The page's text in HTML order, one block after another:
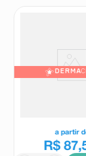
DERMA
a partir
R$